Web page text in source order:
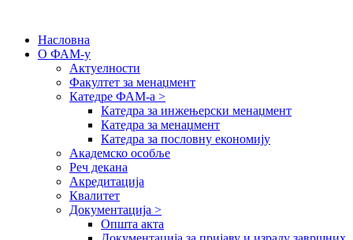
Насловна
О ФАМ-у
Актуелности
Факултет за менаџмент
Катедре ФАМ-а >
Катедра за инжењерски менаџмент
Катедра за менаџмент
Катедра за пословну економију
Академско особље
Реч декана
Акредитација
Квалитет
Документација >
Општа акта